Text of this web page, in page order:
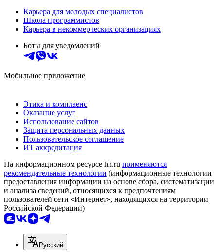
Карьера для молодых специалистов
Школа программистов
Карьера в некоммерческих организациях
Боты для уведомлений
Мобильное приложение
Этика и комплаенс
Оказание услуг
Использование сайтов
Защита персональных данных
Пользовательское соглашение
ИТ аккредитация
На информационном ресурсе hh.ru применяются
рекомендательные технологии (информационные технологии
предоставления информации на основе сбора, систематизации
и анализа сведений, относящихся к предпочтениям
пользователей сети «Интернет», находящихся на территории
Российской Федерации)
Русский